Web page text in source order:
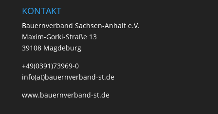
KONTAKT
Bauernverband Sachsen-Anhalt e.V.
Maxim-Gorki-Straße 13
39108 Magdeburg
+49(0391)73969-0
info(at)bauernverband-st.de
www.bauernverband-st.de